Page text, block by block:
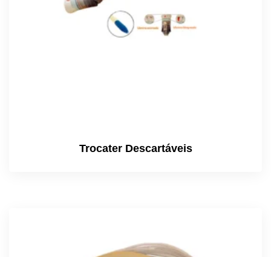
Trocater Descartáveis